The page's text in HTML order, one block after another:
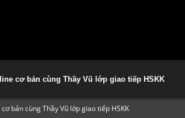
cơ bản cùng Thầy Vũ lớp giao tiếp HSKK
bản cùng Thầy Vũ lớp giao tiếp HSKK